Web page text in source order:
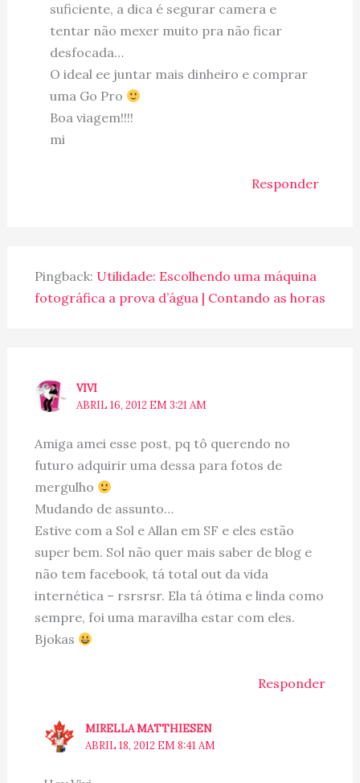
suficiente, a dica é segurar camera e
tentar não mexer muito pra não ficar
desfocada…
O ideal ee juntar mais dinheiro e comprar
uma Go Pro
Boa viagem!!!!
mi
Responder
Pingback: Utilidade: Escolhendo uma máquina
fotográfica a prova d’água | Contando as horas
VIVI
ABRIL 16, 2012 EM 3:21 AM
Amiga amei esse post, pq tô querendo no
futuro adquirir uma dessa para fotos de
mergulho
Mudando de assunto…
Estive com a Sol e Allan em SF e eles estão
super bem. Sol não quer mais saber de blog e
não tem facebook, tá total out da vida
internética – rsrsrsr. Ela tá ótima e linda como
sempre, foi uma maravilha estar com eles.
Bjokas
Responder
MIRELLA MATTHIESEN
ABRIL 18, 2012 EM 8:41 AM